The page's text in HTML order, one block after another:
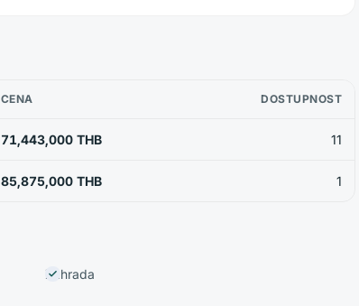
CENA DOSTUPNOST
71,443,000 THB 11
85,875,000 THB 1
Zahrada